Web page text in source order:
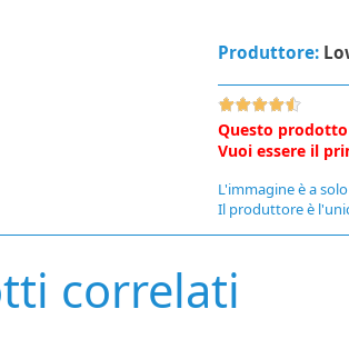
Produttore:
Questo
Vuoi essere il
L'immagine è a
Il produttore è
correlati